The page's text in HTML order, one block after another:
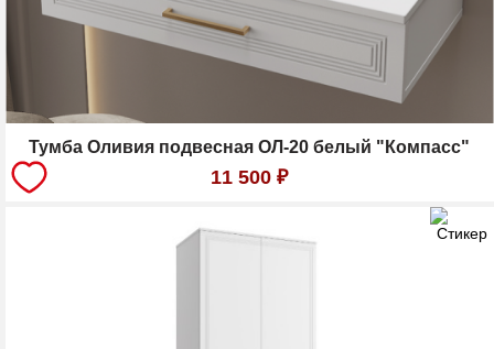
Тумба Оливия подвесная ОЛ-20 белый "Компасс"
11 500 ₽